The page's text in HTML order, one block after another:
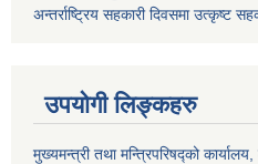
अन्तर्राष्ट्रिय सहकारी दिवसमा उत्कृष्ट
उपयोगी लिङ्कहरु
मुख्यमन्त्री तथा मन्त्रिपरिषद्को